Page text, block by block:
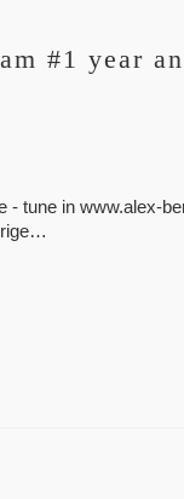
#1 year
- tune in www.alex-